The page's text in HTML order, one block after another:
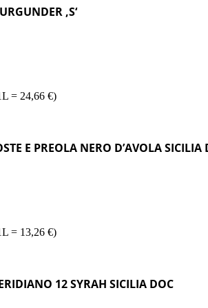
‚S‘
= 24,66 €)
E PREOLA NERO D’AVOLA SICILIA
= 13,26 €)
12 SYRAH SICILIA DOC